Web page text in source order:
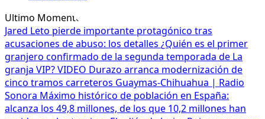
Ultimo Momento
Jared Leto pierde importante protagónico tras
acusaciones de abuso: los detalles ¿Quién es el primer
granjero confirmado de la segunda temporada de La
granja VIP? VIDEO Durazo arranca modernización de
cinco tramos carreteros Guaymas-Chihuahua | Radio
Sonora Máximo histórico de población en España:
alcanza los 49,8 millones, de los que 10,2 millones han